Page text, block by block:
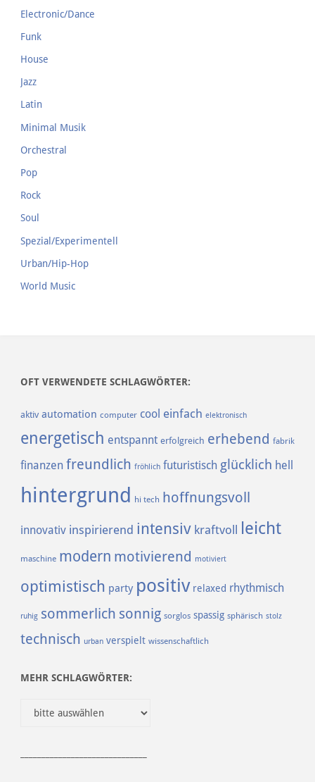
Electronic/Dance
Funk
House
Jazz
Latin
Minimal Musik
Orchestral
Pop
Rock
Soul
Spezial/Experimentell
Urban/Hip-Hop
World Music
OFT VERWENDETE SCHLAGWÖRTER:
aktiv automation computer cool einfach elektronisch
energetisch entspannt erfolgreich erhebend fabrik
finanzen freundlich fröhlich futuristisch glücklich hell
hintergrund hi tech hoffnungsvoll
innovativ inspirierend intensiv kraftvoll leicht
maschine modern motivierend motiviert
optimistisch party positiv relaxed rhythmisch
ruhig sommerlich sonnig sorglos spassig sphärisch stolz
technisch urban verspielt wissenschaftlich
MEHR SCHLAGWÖRTER: